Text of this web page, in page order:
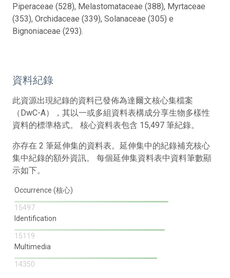
Piperaceae (528), Melastomataceae (388), Myrtaceae
(353), Orchidaceae (339), Solanaceae (305) e
Bignoniaceae (293).
資料紀錄
此資源出現紀錄的資料已發佈為達爾文核心集檔案
（DwC-A），其以一或多組資料表構成分享生物多樣性
資料的標準格式。 核心資料表包含 15,497 筆紀錄。
亦存在 2 筆延伸集的資料表。延伸集中的紀錄補充核心
集中紀錄的額外資訊。 每個延伸集資料表中資料筆數顯
示如下。
Occurrence (核心)
15497
Identification
15119
Multimedia
14350